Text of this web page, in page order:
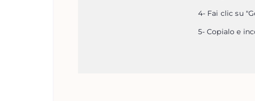
4- Fai clic su
5-Copialo e